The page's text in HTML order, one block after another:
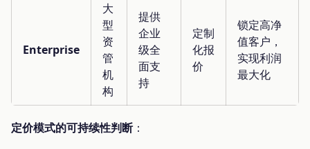
Enterprise
大
型
资
管
机
构
提供
企业
级全
面支
持
定制
化报
价
锁定高净
值客户，
实现利润
最大化
定价模式的可持续性判断：